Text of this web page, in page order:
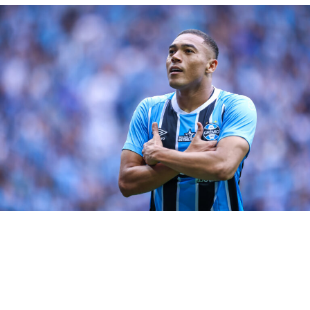
O centroavante André Henrique, que está de contrato
novo com o Tricolor Gaúcho, aguarda pela regularização
do vínculo no BID (Boletim Informativo Diário), da CBF,
para ficar à disposição. Enquanto o novo dono da camisa
9 não chega, e diante da resposta fraca de JP Galvão, a
tendência é de que o garoto receba oportunidades. Por
outro lado, Carballo e Cuiabano seguem entregues ao
Departamento Médico. Porém, ambos se aproximam do
retorno, a dupla deve voltar às atividades em fevereiro.